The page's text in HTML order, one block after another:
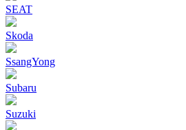
SEAT
Skoda
SsangYong
Subaru
Suzuki